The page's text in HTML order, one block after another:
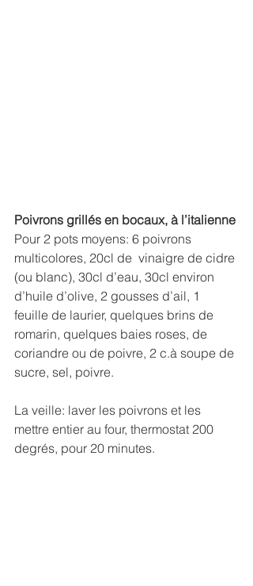
Poivrons grillés en bocaux, à l’italienne
Pour 2 pots moyens: 6 poivrons
multicolores, 20cl de  vinaigre de cidre
(ou blanc), 30cl d’eau, 30cl environ
d’huile d’olive, 2 gousses d’ail, 1
feuille de laurier, quelques brins de
romarin, quelques baies roses, de
coriandre ou de poivre, 2 c.à soupe de
sucre, sel, poivre.
La veille: laver les poivrons et les
mettre entier au four, thermostat 200
degrés, pour 20 minutes.